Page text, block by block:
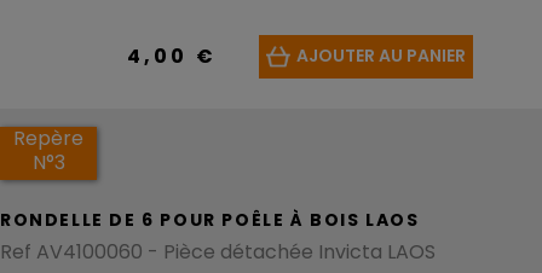
DEMANDE DE PRIX
correspondant. Nous vous
communiquerons rapidement par
4,00 € AJOUTER AU PANIER
Repère
N°3
RONDELLE DE 6 POUR POÊLE À BOIS LAOS
Ref AV4100060 - Pièce détachée Invicta LAOS